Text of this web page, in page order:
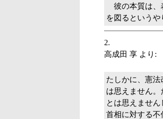
彼の本質は、
を図るというや
高成田 享 より:
たしかに、憲
は思えません
とは思えませ
首相に対する不